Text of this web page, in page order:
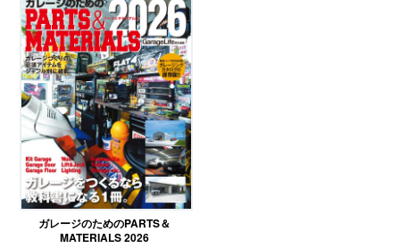
ガレージのためのPARTS＆
MATERIALS 2026